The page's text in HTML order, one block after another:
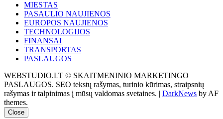
MIESTAS
PASAULIO NAUJIENOS
EUROPOS NAUJIENOS
TECHNOLOGIJOS
FINANSAI
TRANSPORTAS
PASLAUGOS
WEBSTUDIO.LT © SKAITMENINIO MARKETINGO
PASLAUGOS. SEO tekstų rašymas, turinio kūrimas, straipsnių
rašymas ir talpinimas į mūsų valdomas svetaines. | DarkNews by AF
themes.
Close